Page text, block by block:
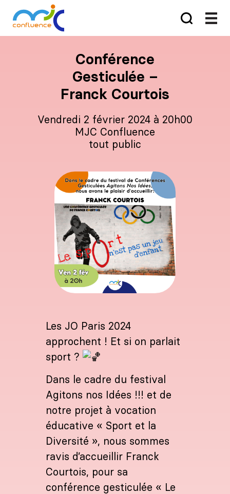
Conférence
Gesticulée –
Franck Courtois
vendredi 2 février 2024 à 20h00
MJC Confluence
tout public
Les JO Paris 2024
approchent ! Et si on parlait
sport ?
Dans le cadre du festival
Agitons nos Idées !!! et de
notre projet à vocation
éducative « Sport et la
Diversité », nous sommes
ravis d’accueillir Franck
Courtois, pour sa
conférence gesticulée « Le